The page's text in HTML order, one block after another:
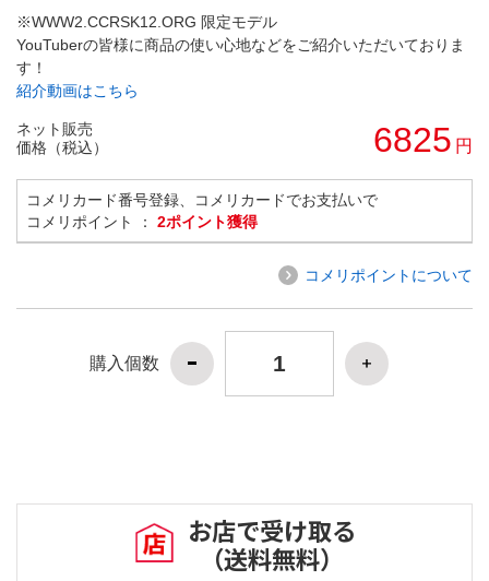
※WWW2.CCRSK12.ORG 限定モデル
YouTuberの皆様に商品の使い心地などをご紹介いただいておりま
す！
紹介動画はこちら
ネット販売
価格（税込）
6825 円
コメリカード番号登録、コメリカードでお支払いで
コメリポイント ： 2ポイント獲得
コメリポイントについて
購入個数
お店で受け取る
（送料無料）